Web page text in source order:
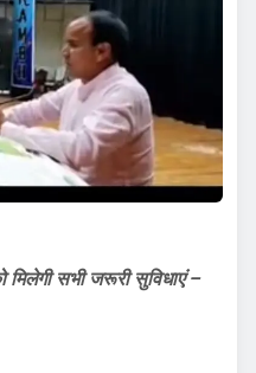
सभी जरूरी सुविधाएं –